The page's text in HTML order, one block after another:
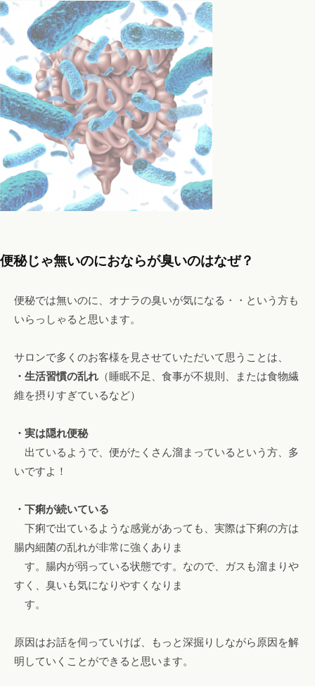
便秘じゃ無いのにおならが臭いのはなぜ？
便秘では無いのに、オナラの臭いが気になる・・という方も
いらっしゃると思います。
サロンで多くのお客様を見させていただいて思うことは、
・生活習慣の乱れ （睡眠不足、食事が不規則、または食物繊
維を摂りすぎているなど）
・実は隠れ便秘
出ているようで、便がたくさん溜まっているという方、多
いですよ！
・下痢が続いている
下痢で出ているような感覚があっても、実際は下痢の方は
腸内細菌の乱れが非常に強くありま
す。腸内が弱っている状態です。なので、ガスも溜まりや
すく、臭いも気になりやすくなりま
す。
原因はお話を伺っていけば、もっと深掘りしながら原因を解
明していくことができると思います。